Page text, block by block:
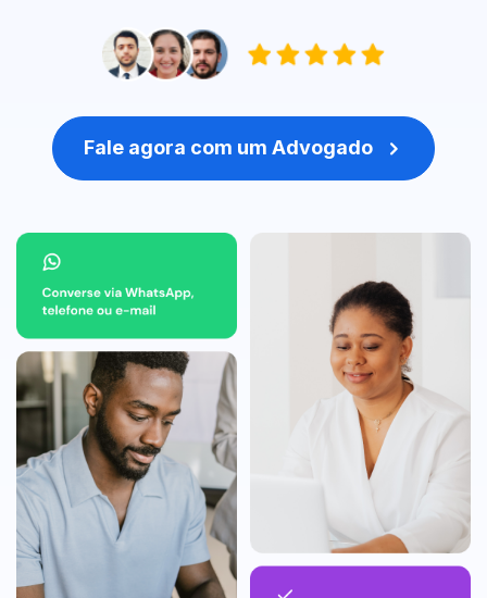
Fale agora com um Advogado 